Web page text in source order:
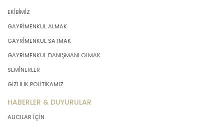
EKİBİMİZ
GAYRİMENKUL ALMAK
GAYRİMENKUL SATMAK
GAYRİMENKUL DANIŞMANI OLMAK
SEMİNERLER
GİZLİLİK POLİTİKAMIZ
HABERLER & DUYURULAR
ALICILAR İÇİN